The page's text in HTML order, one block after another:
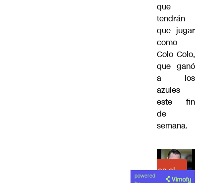
que
tendrán
que jugar
como
Colo Colo,
que ganó
a los
azules
este fin
de
semana.
Lea el
powered